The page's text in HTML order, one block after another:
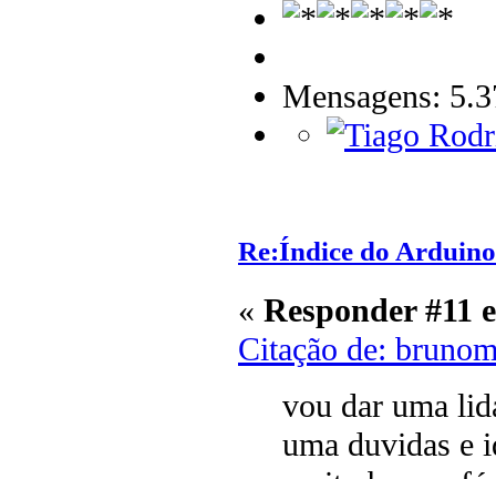
Mensagens:
Re:Índice do Arduino
« Responder #11
Citação de:
vou dar uma
uma duvidas e